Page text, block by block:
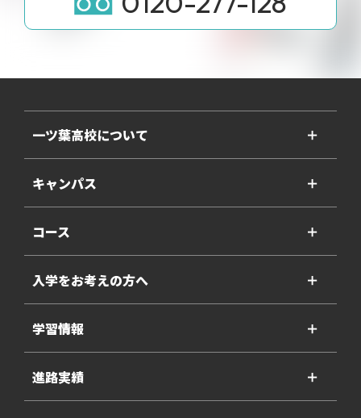
一ツ葉高校について ＋
キャンパス ＋
コース ＋
入学をお考えの方へ ＋
学習情報 ＋
進路実績 ＋